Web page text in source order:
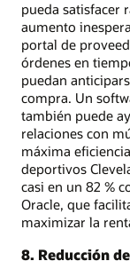
pueda satisfacer
aumento
portal de
órdenes en
puedan
compra. Un
también puede
relaciones con
máxima
deportivos
casi en un 82 %
Oracle, que
maximizar la
8. Reducción